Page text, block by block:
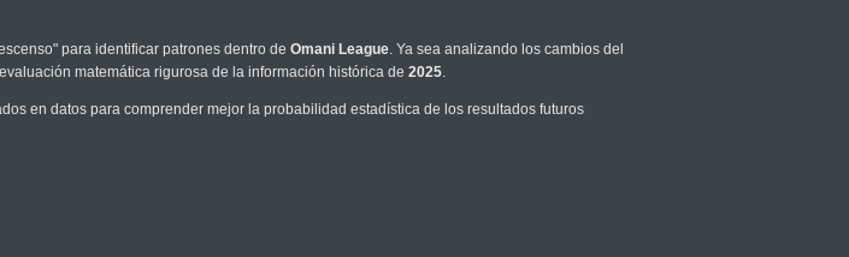
para identificar patrones dentro de Omani League. Ya sea analizando los cambios del
matemática rigurosa de la información histórica de 2025.
en datos para comprender mejor la probabilidad estadística de los resultados futuros